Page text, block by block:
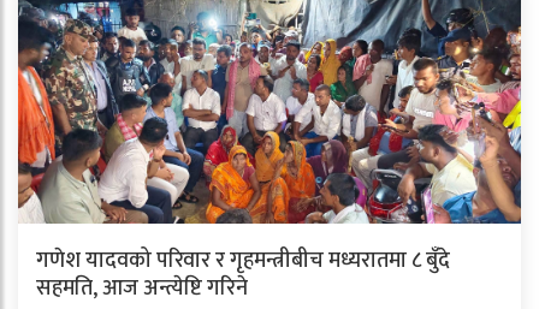
गणेश यादवको परिवार र गृहमन्त्रीबीच मध्यरातमा ८ बुँदे
सहमति, आज अन्त्येष्टि गरिने